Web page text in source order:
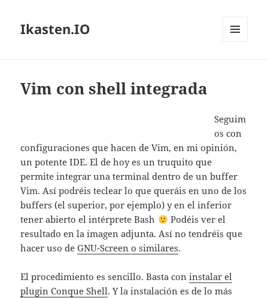
Ikasten.IO
Vim con shell integrada
Seguim
os con
configuraciones que hacen de Vim, en mi opinión,
un potente IDE. El de hoy es un truquito que
permite integrar una terminal dentro de un buffer
Vim. Así podréis teclear lo que queráis en uno de los
buffers (el superior, por ejemplo) y en el inferior
tener abierto el intérprete Bash
Podéis ver el
resultado en la imagen adjunta. Así no tendréis que
hacer uso deGNU-Screen o similares.
El procedimiento es sencillo. Basta coninstalar el
plugin Conque Shell. Y la instalación es de lo más